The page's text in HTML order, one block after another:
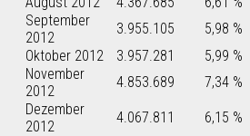
September
2012
3.955.105 5,98 %
Oktober 2012
3.957.281 5,99 %
November
2012
4.853.689 7,34 %
Dezember
2012
4.067.811 6,15 %